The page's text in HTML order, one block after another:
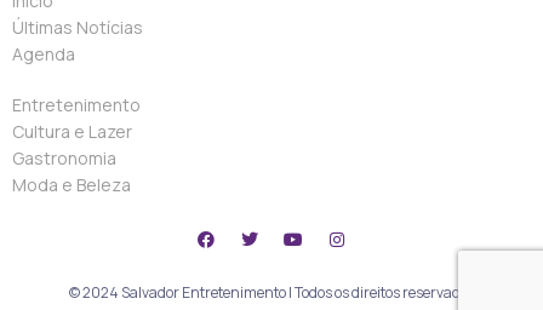
Últimas Notícias
Agenda
Entretenimento
Cultura e Lazer
Gastronomia
Moda e Beleza
© 2024 Salvador Entretenimento | Todos os direitos reservados